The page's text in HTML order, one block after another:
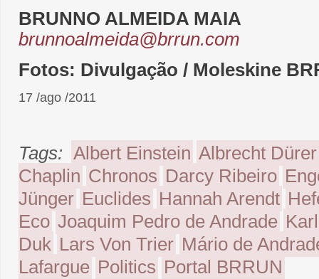
BRUNNO ALMEIDA MAIA
brunnoalmeida@brrun.com
Fotos: Divulgação / Moleskine
17 /ago /2011
Tags: Albert Einstein Albrecht Dürer
Chaplin Chronos Darcy Ribeiro
Jünger Euclides Hannah Arendt
Eco Joaquim Pedro de Andrade
Duk Lars Von Trier Mário de
Lafargue Politics Portal BRRUN